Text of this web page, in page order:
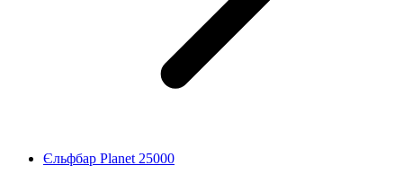
Єльфбар Planet 25000